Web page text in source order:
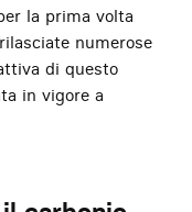
la prima volta
numerose
di questo
in vigore a